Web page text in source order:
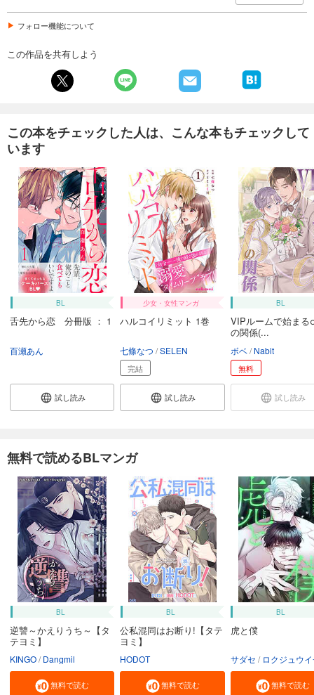
フォロー機能について
この作品を共有しよう
この本をチェックした人は、こんな本もチェックして
います
BL
舌先から恋 分冊版 ： 1
百瀬あん
試し読み
少女・女性マンガ
ハルコイリミット 1巻
七條なつ SELEN
完結
試し読み
BL
VIPルームで始まる
の関係(...
ボベ Nabit
無料
試し読み
無料で読めるBLマンガ
BL
逆讐～かえりうち～【タ
テヨミ】
KINGO Dangmil
無料で読む
BL
公私混同はお断り!【タテ
ヨミ】
HODOT
無料で読む
BL
虎と僕
サダセ ロクジュウ
無料で読む